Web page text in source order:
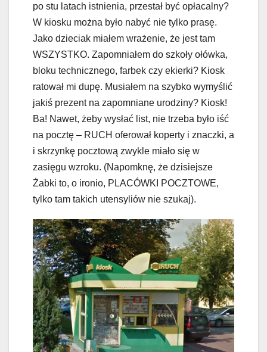
po stu latach istnienia, przestał być opłacalny?
W kiosku można było nabyć nie tylko prasę.
Jako dzieciak miałem wrażenie, że jest tam
WSZYSTKO. Zapomniałem do szkoły ołówka,
bloku technicznego, farbek czy ekierki? Kiosk
ratował mi dupę. Musiałem na szybko wymyślić
jakiś prezent na zapomniane urodziny? Kiosk!
Ba! Nawet, żeby wysłać list, nie trzeba było iść
na pocztę – RUCH oferował koperty i znaczki, a
i skrzynkę pocztową zwykle miało się w
zasięgu wzroku. (Napomknę, że dzisiejsze
Żabki to, o ironio, PLACÓWKI POCZTOWE,
tylko tam takich utensyliów nie szukaj).